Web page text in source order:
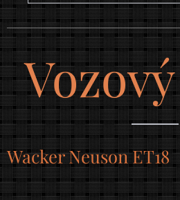
Wacker Neuson ET18